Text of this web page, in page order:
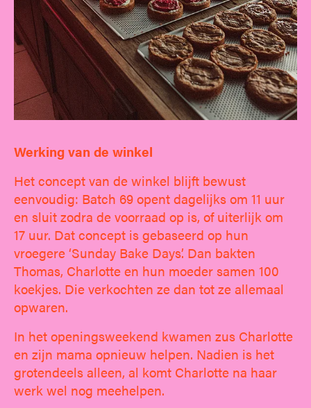
Werking van de winkel
Het concept van de winkel blijft bewust
eenvoudig: Batch 69 opent dagelijks om 11 uur
en sluit zodra de voorraad op is, of uiterlijk om
17 uur. Dat concept is gebaseerd op hun
vroegere ‘Sunday Bake Days’. Dan bakten
Thomas, Charlotte en hun moeder samen 100
koekjes. Die verkochten ze dan tot ze allemaal
opwaren.
In het openingsweekend kwamen zus Charlotte
en zijn mama opnieuw helpen. Nadien is het
grotendeels alleen, al komt Charlotte na haar
werk wel nog meehelpen.